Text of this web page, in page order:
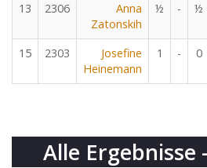
13 2306
Anna
Zatonskih
½ - ½
15 2303
Josefine
Heinemann
1 - 0
Alle Ergebnisse